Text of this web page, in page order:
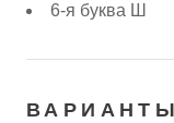
6-я буква Ш